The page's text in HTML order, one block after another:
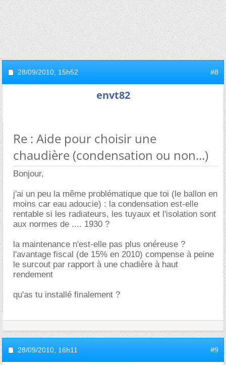
28/09/2010, 15h52 #8
envt82
Re : Aide pour choisir une
chaudière (condensation ou non...)
Bonjour,
j'ai un peu la même problématique que toi (le ballon en
moins car eau adoucie) : la condensation est-elle
rentable si les radiateurs, les tuyaux et l'isolation sont
aux normes de .... 1930 ?
la maintenance n'est-elle pas plus onéreuse ?
l'avantage fiscal (de 15% en 2010) compense à peine
le surcout par rapport à une chadière à haut
rendement
qu'as tu installé finalement ?
28/09/2010, 16h11 #9